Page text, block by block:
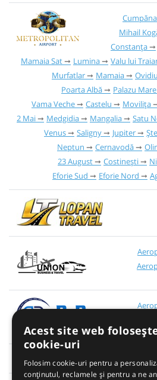
Cumpăna
Mihail
Constanța
Mamaia Sat
Lumina Valu lui
Murfatlar
Mamaia Ovidiu
Poarta Albă
Palazu Mare
Vama Veche
Castelu Movilița
2 Mai
Medgidia Mangalia Satu
Venus
Saligny Jupiter
Neptun
Cernavodă
23 August
Costinești
Eforie Sud
Eforie Nord
Acest site web
cookie-uri
Folosim cookie-uri pentru a
conținutul, reclamele și pentru a ne